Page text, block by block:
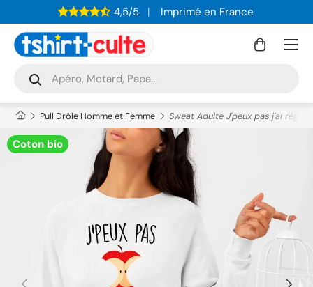
ALLER AU CONTENU
4,5/5 Imprimé en France
Recherche
Rechercher
Panier
Menu
Pull Drôle Homme et Femme Sweat Adulte J'peux pas j'ai régime
Coton bio
PRÉCÉDENT